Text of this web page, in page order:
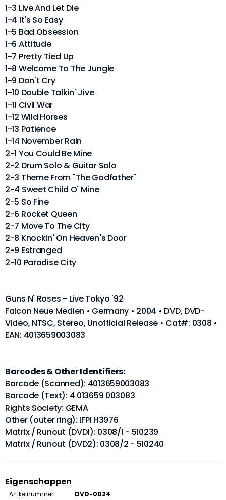
1-3 Live And Let Die
1-4 It's So Easy
1-5 Bad Obsession
1-6 Attitude
1-7 Pretty Tied Up
1-8 Welcome To The Jungle
1-9 Don't Cry
1-10 Double Talkin' Jive
1-11 Civil War
1-12 Wild Horses
1-13 Patience
1-14 November Rain
2-1 You Could Be Mine
2-2 Drum Solo & Guitar Solo
2-3 Theme From "The Godfather"
2-4 Sweet Child O' Mine
2-5 So Fine
2-6 Rocket Queen
2-7 Move To The City
2-8 Knockin' On Heaven's Door
2-9 Estranged
2-10 Paradise City
Guns N' Roses - Live Tokyo '92
Falcon Neue Medien • Germany • 2004 • DVD, DVD-
Video, NTSC, Stereo, Unofficial Release • Cat#: 0308 •
EAN: 4013659003083
Barcodes & Other Identifiers:
Barcode (Scanned): 4013659003083
Barcode (Text): 4 013659 003083
Rights Society: GEMA
Other (outer ring): IFPI H3976
Matrix / Runout (DVD1): 0308/1 - 510239
Matrix / Runout (DVD2): 0308/2 - 510240
Eigenschappen
Artikelnummer DVD-0024